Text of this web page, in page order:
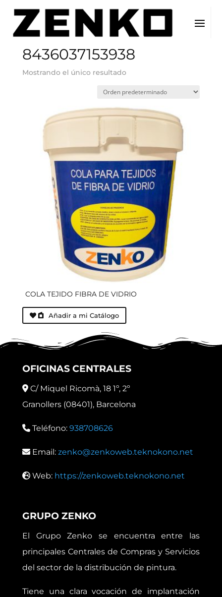
Inicio / EAN del producto / 8436037153938
8436037153938
Mostrando el único resultado
COLA TEJIDO FIBRA DE VIDRIO
Añadir a mi Catálogo
OFICINAS CENTRALES
C/ Miquel Ricomà, 18 1º, 2º
Granollers (08401), Barcelona
Teléfono: 938708626
Email: zenko@zenkoweb.teknokono.net
Web: https://zenkoweb.teknokono.net
GRUPO ZENKO
El Grupo Zenko se encuentra entre las
principales Centrales de Compras y Servicios
del sector de la distribución de pintura.
Tiene una clara vocación de implantación